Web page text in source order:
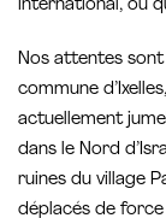
international, où
Nos attentes
commune
actuellement
dans le Nord
ruines du village
déplacés de force